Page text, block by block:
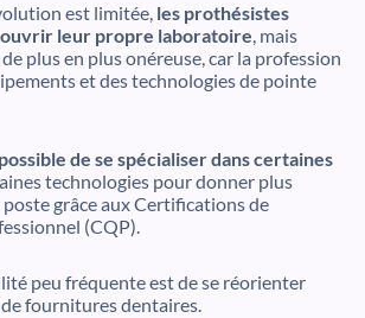
est limitée, les prothésistes
leur propre laboratoire, mais
plus en plus onéreuse, car la profession
et des technologies de pointe
de se spécialiser dans certaines
technologies pour donner plus
poste grâce aux Certifications de
(CQP).
peu fréquente est de se réorienter
fournitures dentaires.